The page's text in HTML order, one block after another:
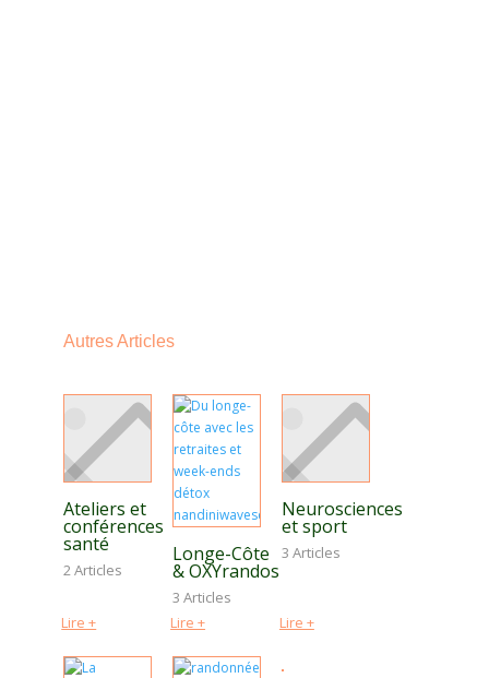
Autres Articles
Ateliers et
conférences
santé
2 Articles
Lire +
Longe-Côte
& OXYrandos
3 Articles
Lire +
Neurosciences
et sport
3 Articles
Lire +